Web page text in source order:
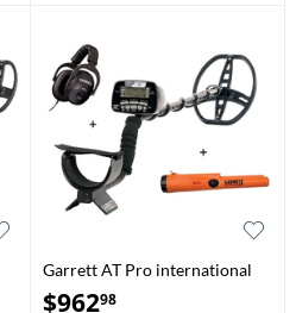
Garrett AT Pro international
avec pointeur Pro-Pointer AT
$96298